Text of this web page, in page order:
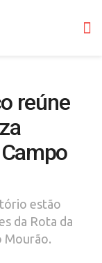
reúne
estão
da Rota da
Mourão.